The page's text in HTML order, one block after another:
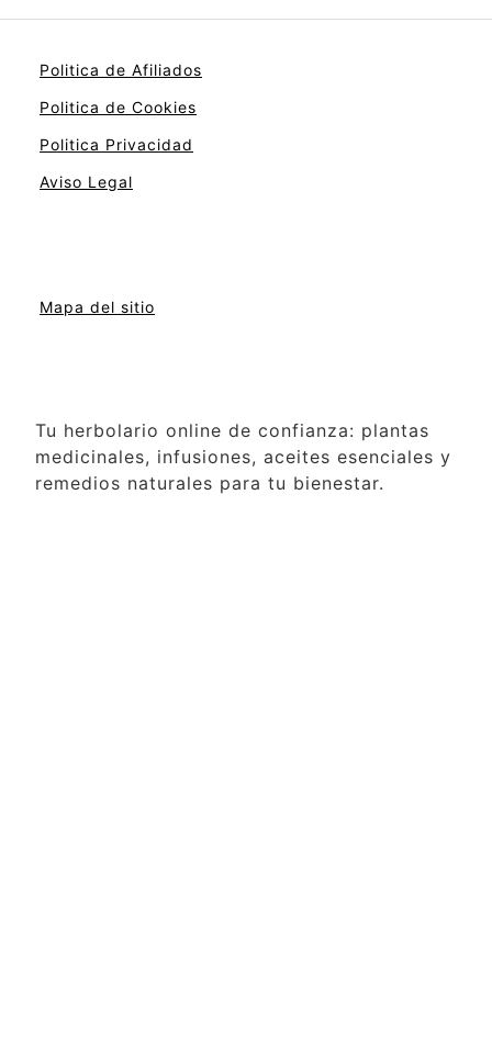
Politica de Afiliados
Politica de Cookies
Politica Privacidad
Aviso Legal
Mapa del sitio
Tu herbolario online de confianza: plantas
medicinales, infusiones, aceites esenciales y
remedios naturales para tu bienestar.